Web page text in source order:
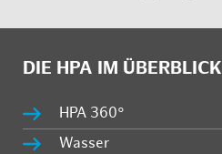
DIE HPA IM ÜBERBLICK
HPA 360°
Wasser